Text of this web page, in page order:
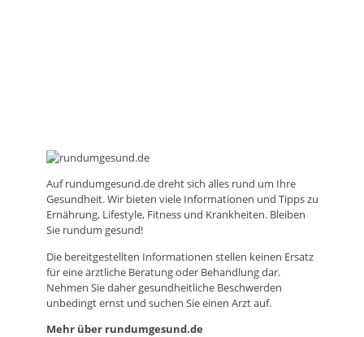
Aufrundumgesund.dedreht sich alles rund um Ihre
Gesundheit. Wir bieten viele Informationen und Tipps zu
Ernährung, Lifestyle, Fitness und Krankheiten. Bleiben
Sie rundum gesund!
Die bereitgestellten Informationen stellen keinen Ersatz
für eine ärztliche Beratung oder Behandlung dar.
Nehmen Sie daher gesundheitliche Beschwerden
unbedingt ernst und suchen Sie einen Arzt auf.
Mehr über rundumgesund.de